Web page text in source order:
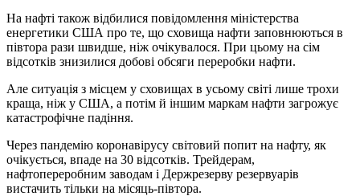
На нафті також відбилися повідомлення міністерства
енергетики США про те, що сховища нафти заповнюються в
півтора рази швидше, ніж очікувалося. При цьому на сім
відсотків знизилися добові обсяги переробки нафти.
Але ситуація з місцем у сховищах в усьому світі лише трохи
краща, ніж у США, а потім й іншим маркам нафти загрожує
катастрофічне падіння.
Через пандемію коронавірусу світовий попит на нафту, як
очікується, впаде на 30 відсотків. Трейдерам,
нафтопереробним заводам і Держрезерву резервуарів
вистачить тільки на місяць-півтора.